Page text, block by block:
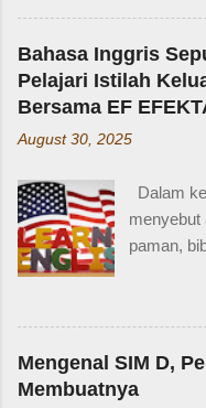
ditinggal
tetangga,
mainan.”
dengan
mana?
tidak
terkejut
tidak
Zaidan
bekerja di
segitu,
Memang
Bahasa Inggris
Pelajari Istilah
Bersama EF
August 30, 2025
Dalam
menyebut
paman,
bahasa
menarik
"cousin",
Mengenal SIM D,
Membuatnya